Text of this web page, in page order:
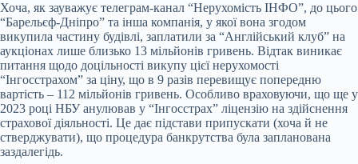
Хоча, як зауважує телеграм-канал “Нерухомість ІНФО”, до цього
“Барельєф-Дніпро” та інша компанія, у якої вона згодом
викупила частину будівлі, заплатили за “Англійський клуб” на
аукціонах лише близько 13 мільйонів гривень. Відтак виникає
питання щодо доцільності викупу цієї нерухомості
“Інгосстрахом” за ціну, що в 9 разів перевищує попередню
вартість – 112 мільйонів гривень. Особливо враховуючи, що ще у
2023 році НБУ анулював у “Інгосстрах” ліцензію на здійснення
страхової діяльності. Це дає підстави припускати (хоча й не
стверджувати), що процедура банкрутства була запланована
заздалегідь.